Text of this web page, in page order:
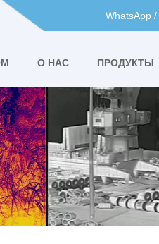
WhatsApp
О НАС ПРОДУКТЫ